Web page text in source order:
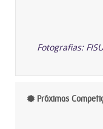
Fotografias:
Próximas